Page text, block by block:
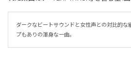
ダークなビートサウンドと女性声との対比的な
プもありの渾身な一曲。